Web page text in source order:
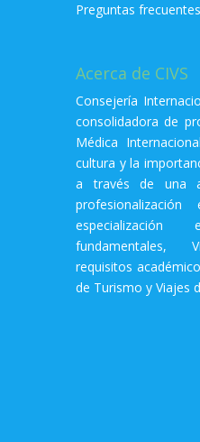
Preguntas frecuentes
Acerca de CIVS
Consejería
consolidadora de
Médica
cultura y la
a través de una
fundamentales,
requisitos
de Turismo y Viajes